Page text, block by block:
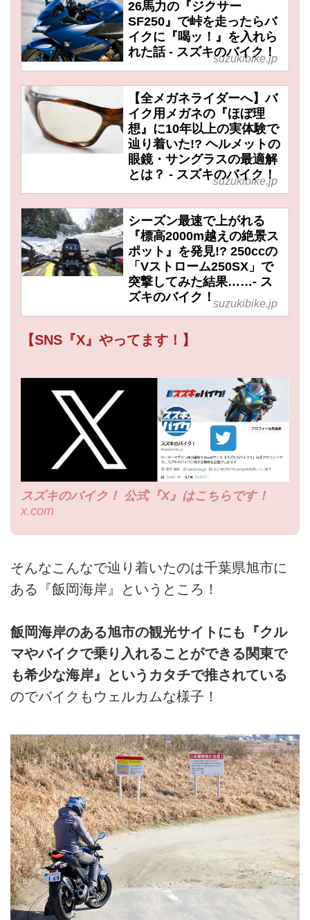
26馬力の『ジクサー
SF250』で峠を走ったらバ
イクに『喝ッ！』を入れら
れた話 - スズキのバイク！
suzukibike.jp
【全メガネライダーへ】バ
イク用メガネの『ほぼ理
想』に10年以上の実体験で
辿り着いた!? ヘルメットの
眼鏡・サングラスの最適解
とは？ - スズキのバイク！
suzukibike.jp
シーズン最速で上がれる
『標高2000m越えの絶景ス
ポット』を発見!? 250ccの
「Vストローム250SX」で
突撃してみた結果……- ス
ズキのバイク！ suzukibike.jp
【SNS『X』やってます！】
スズキのバイク！ 公式『X』はこちらです！
x.com
そんなこんなで辿り着いたのは千葉県旭市に
ある『飯岡海岸』というところ！
飯岡海岸のある旭市の観光サイトにも『クル
マやバイクで乗り入れることができる関東で
も希少な海岸』というカタチで推されている
のでバイクもウェルカムな様子！